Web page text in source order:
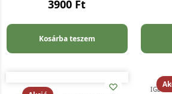
3900 Ft
Kosárba teszem